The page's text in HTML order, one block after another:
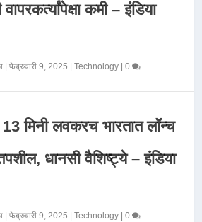
कमी – इंडिया
|फेब्रुवारी 9, 2025 |Technology |0
मिनी लवकरच भारतात लॉन्च
धानसी वैशिष्ट्ये – इंडिया
|फेब्रुवारी 9, 2025 |Technology |0